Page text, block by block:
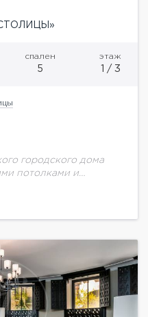
спален
5
этаж
1 / 3
городского дома
потолками и